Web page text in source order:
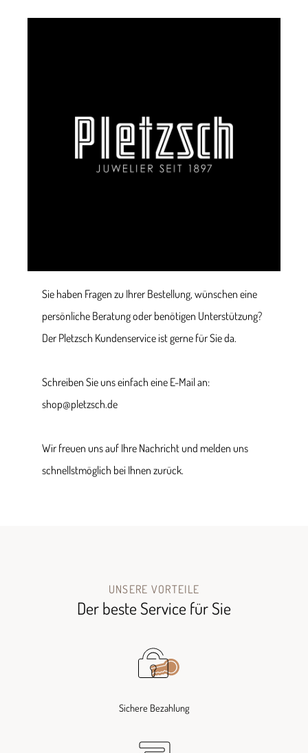
Sie haben Fragen zu Ihrer Bestellung, wünschen eine
persönliche Beratung oder benötigen Unterstützung?
Der Pletzsch Kundenservice ist gerne für Sie da.
Schreiben Sie uns einfach eine E-Mail an:
shop@pletzsch.de
Wir freuen uns auf Ihre Nachricht und melden uns
schnellstmöglich bei Ihnen zurück.
UNSERE VORTEILE
Der beste Service für Sie
Sichere Bezahlung